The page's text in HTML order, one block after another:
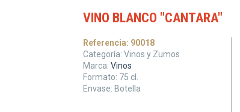
VINO BLANCO "CANTARA"
Referencia: 90018
Categoría: Vinos y Zumos
Marca: Vinos
Formato: 75 cl.
Envase: Botella